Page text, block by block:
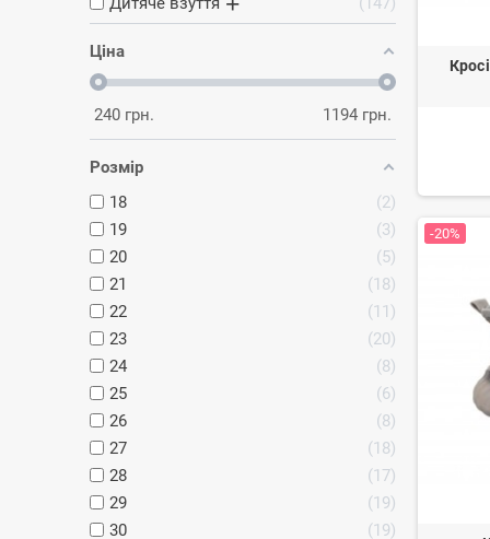
Ціна
240 грн. 1194 грн.
Розмір
18
2
19
3
20
5
21
18
22
11
23
20
24
8
25
6
26
8
27
18
28
17
29
19
30
19
-20%